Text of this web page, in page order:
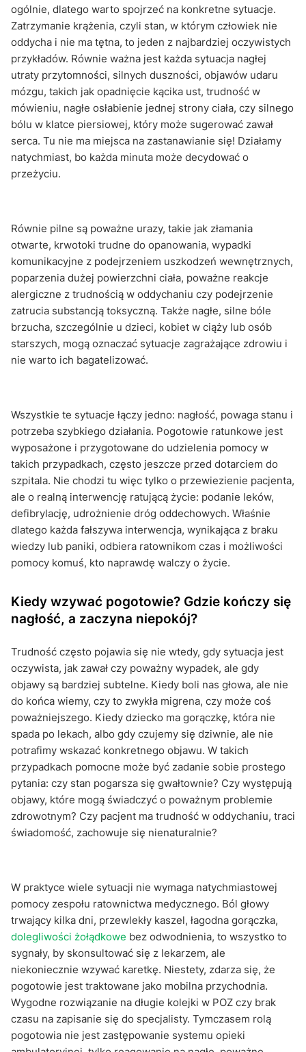
ogólnie, dlatego warto spojrzeć na konkretne sytuacje.
Zatrzymanie krążenia, czyli stan, w którym człowiek nie
oddycha i nie ma tętna, to jeden z najbardziej oczywistych
przykładów. Równie ważna jest każda sytuacja nagłej
utraty przytomności, silnych duszności, objawów udaru
mózgu, takich jak opadnięcie kącika ust, trudność w
mówieniu, nagłe osłabienie jednej strony ciała, czy silnego
bólu w klatce piersiowej, który może sugerować zawał
serca. Tu nie ma miejsca na zastanawianie się! Działamy
natychmiast, bo każda minuta może decydować o
przeżyciu.
Równie pilne są poważne urazy, takie jak złamania
otwarte, krwotoki trudne do opanowania, wypadki
komunikacyjne z podejrzeniem uszkodzeń wewnętrznych,
poparzenia dużej powierzchni ciała, poważne reakcje
alergiczne z trudnością w oddychaniu czy podejrzenie
zatrucia substancją toksyczną. Także nagłe, silne bóle
brzucha, szczególnie u dzieci, kobiet w ciąży lub osób
starszych, mogą oznaczać sytuacje zagrażające zdrowiu i
nie warto ich bagatelizować.
Wszystkie te sytuacje łączy jedno: nagłość, powaga stanu i
potrzeba szybkiego działania. Pogotowie ratunkowe jest
wyposażone i przygotowane do udzielenia pomocy w
takich przypadkach, często jeszcze przed dotarciem do
szpitala. Nie chodzi tu więc tylko o przewiezienie pacjenta,
ale o realną interwencję ratującą życie: podanie leków,
defibrylację, udrożnienie dróg oddechowych. Właśnie
dlatego każda fałszywa interwencja, wynikająca z braku
wiedzy lub paniki, odbiera ratownikom czas i możliwości
pomocy komuś, kto naprawdę walczy o życie.
Kiedy wzywać pogotowie? Gdzie kończy się
nagłość, a zaczyna niepokój?
Trudność często pojawia się nie wtedy, gdy sytuacja jest
oczywista, jak zawał czy poważny wypadek, ale gdy
objawy są bardziej subtelne. Kiedy boli nas głowa, ale nie
do końca wiemy, czy to zwykła migrena, czy może coś
poważniejszego. Kiedy dziecko ma gorączkę, która nie
spada po lekach, albo gdy czujemy się dziwnie, ale nie
potrafimy wskazać konkretnego objawu. W takich
przypadkach pomocne może być zadanie sobie prostego
pytania: czy stan pogarsza się gwałtownie? Czy występują
objawy, które mogą świadczyć o poważnym problemie
zdrowotnym? Czy pacjent ma trudność w oddychaniu, traci
świadomość, zachowuje się nienaturalnie?
W praktyce wiele sytuacji nie wymaga natychmiastowej
pomocy zespołu ratownictwa medycznego. Ból głowy
trwający kilka dni, przewlekły kaszel, łagodna gorączka,
dolegliwości żołądkowe bez odwodnienia, to wszystko to
sygnały, by skonsultować się z lekarzem, ale
niekoniecznie wzywać karetkę. Niestety, zdarza się, że
pogotowie jest traktowane jako mobilna przychodnia.
Wygodne rozwiązanie na długie kolejki w POZ czy brak
czasu na zapisanie się do specjalisty. Tymczasem rolą
pogotowia nie jest zastępowanie systemu opieki